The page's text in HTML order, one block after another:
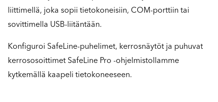
liittimellä, joka sopii tietokoneisiin, COM-porttiin tai
sovittimella USB-liitäntään.
Konfiguroi SafeLine-puhelimet, kerrosnäytöt ja puhuvat
kerrososoittimet SafeLine Pro -ohjelmistollamme
kytkemällä kaapeli tietokoneeseen.